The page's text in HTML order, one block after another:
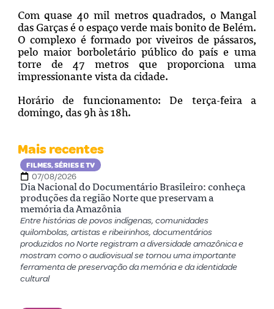
Com quase 40 mil metros quadrados, o Mangal
das Garças é o espaço verde mais bonito de Belém.
O complexo é formado por viveiros de pássaros,
pelo maior borboletário público do país e uma
torre de 47 metros que proporciona uma
impressionante vista da cidade.
Horário de funcionamento:De terça-feira a
domingo, das 9h às 18h.
Mais recentes
FILMES, SÉRIES E TV
07/08/2026
Dia Nacional do Documentário Brasileiro: conheça
produções da região Norte que preservam a
memória da Amazônia
Entre histórias de povos indígenas, comunidades
quilombolas, artistas e ribeirinhos, documentários
produzidos no Norte registram a diversidade amazônica e
mostram como o audiovisual se tornou uma importante
ferramenta de preservação da memória e da identidade
cultural